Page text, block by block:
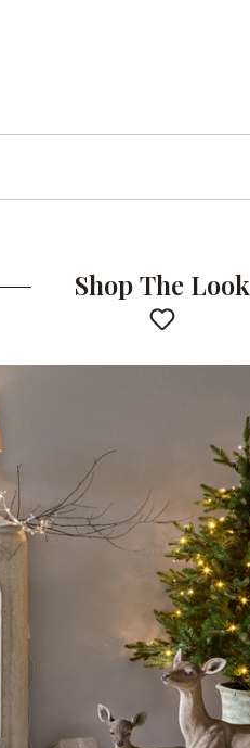
Shop The Look